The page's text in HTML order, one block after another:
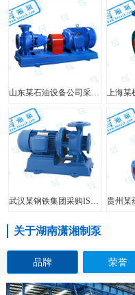
山东某石油设备公司采购FIS型单级单吸离心泵
关于湖南潇湘制泵
品牌 荣誉